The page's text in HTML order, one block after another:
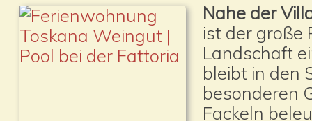
Nahe der
ist der große
Landschaft
bleibt in den
besonderen
Fackeln